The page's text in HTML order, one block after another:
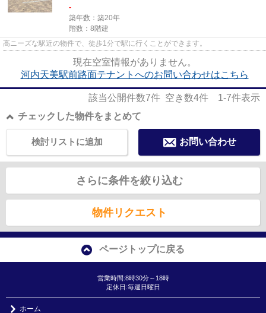
-
築年数：築20年
階数：8階建
高ニーズな駅近の物件で、徒歩1分で駅に行くことができます。
現在空室情報がありません。
河内天美駅前路面テナントへのお問い合わせはこちら
該当公開件数7件 空き数4件 1-7件表示
チェックした物件をまとめて
お問い合わせ
検討リストに追加
さらに条件を絞り込む
物件リクエスト
ページトップに戻る
営業時間:8時30分～18時
定休日:毎週日曜日
ホーム